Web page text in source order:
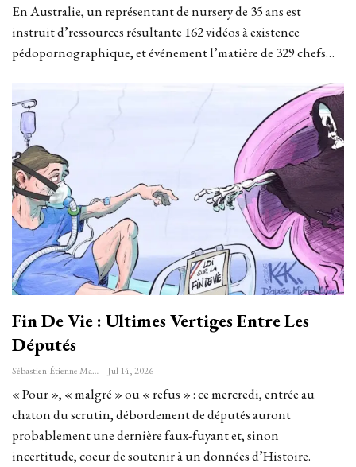
En Australie, un représentant de nursery de 35 ans est
instruit d’ressources résultante 162 vidéos à existence
pédopornographique, et événement l’matière de 329 chefs…
Fin De Vie : Ultimes Vertiges Entre Les
Députés
Sébastien-Étienne Marechal Jul 14, 2026
« Pour », « malgré » ou « refus » : ce mercredi, entrée au
chaton du scrutin, débordement de députés auront
probablement une dernière faux-fuyant et, sinon
incertitude, coeur de soutenir à un données d’Histoire.